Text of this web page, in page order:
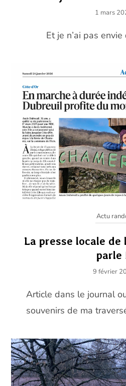
1 mars
Et je n’ai pas envie
Actu
La presse locale de
parle
9 février
Article dans le journal
souvenirs de ma